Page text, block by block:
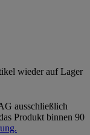
wieder auf Lager
ausschließlich
Produkt binnen 90